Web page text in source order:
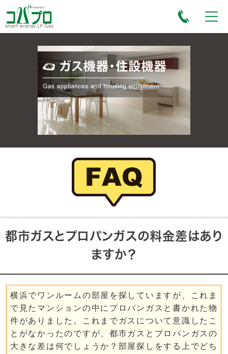
都市ガスとプロパンガスの料金差はあり
ますか？
横浜でワンルームの部屋を探していますが、これま
で見たマンションの中にプロパンガスと書かれた物
件がありました。これまでガスについて意識したこ
とがなかったのですが、都市ガスとプロパンガスの
大きな差は何でしょうか？部屋探しをする上でどち